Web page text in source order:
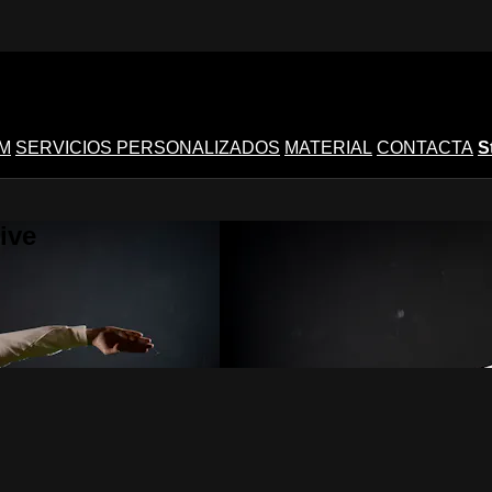
SERVICIOS PERSONALIZADOS MATERIAL CONTACTA